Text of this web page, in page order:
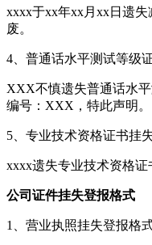
xxxx于xx年xx月xx日遗
废。
4、普通话水平测试等级
XXX不慎遗失普通话水
编号：XXX，特此声明。
5、专业技术资格证书挂
xxxx遗失专业技术资格证
公司证件挂失登报格式
1、营业执照挂失登报格式